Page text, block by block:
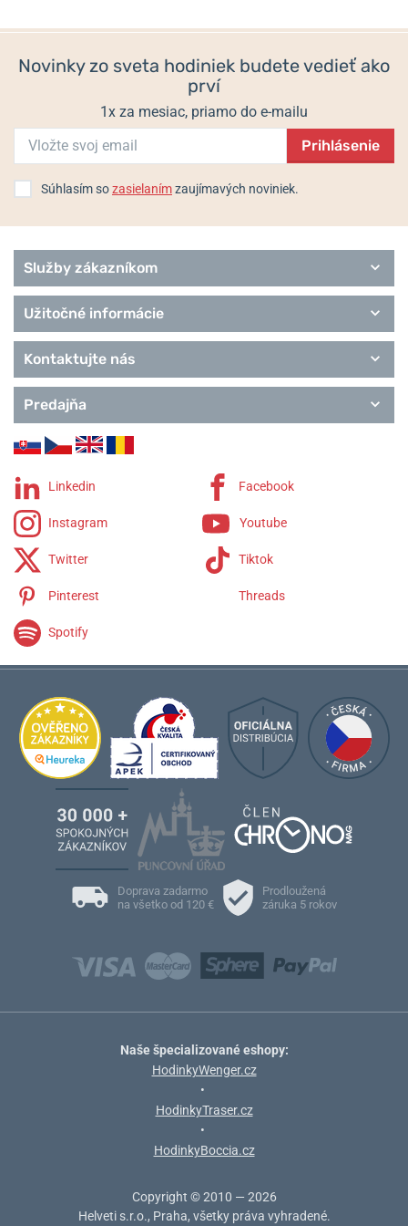
22848 Norderstedt, Nemecko / info@casio.de
Populárne modelové rady Casio
G-Shock
Baby-G
Wave Ceptor
Edifice
Pro Trek
Novinky zo sveta hodiniek budete vedieť ako
prví
1x za mesiac, priamo do e-mailu
Prihlásenie
Súhlasím sozasielanímzaujímavých noviniek.
Služby zákazníkom
Užitočné informácie
Kontaktujte nás
Predajňa
Linkedin Facebook
Instagram Youtube
Twitter Tiktok
Pinterest Threads
Spotify
Doprava zadarmo
na všetko od 120 €
Prodloužená
záruka 5 rokov
Naše špecializované eshopy:
HodinkyWenger.cz
•
HodinkyTraser.cz
•
HodinkyBoccia.cz
Copyright © 2010 — 2026
Helveti s.r.o., Praha, všetky práva vyhradené.